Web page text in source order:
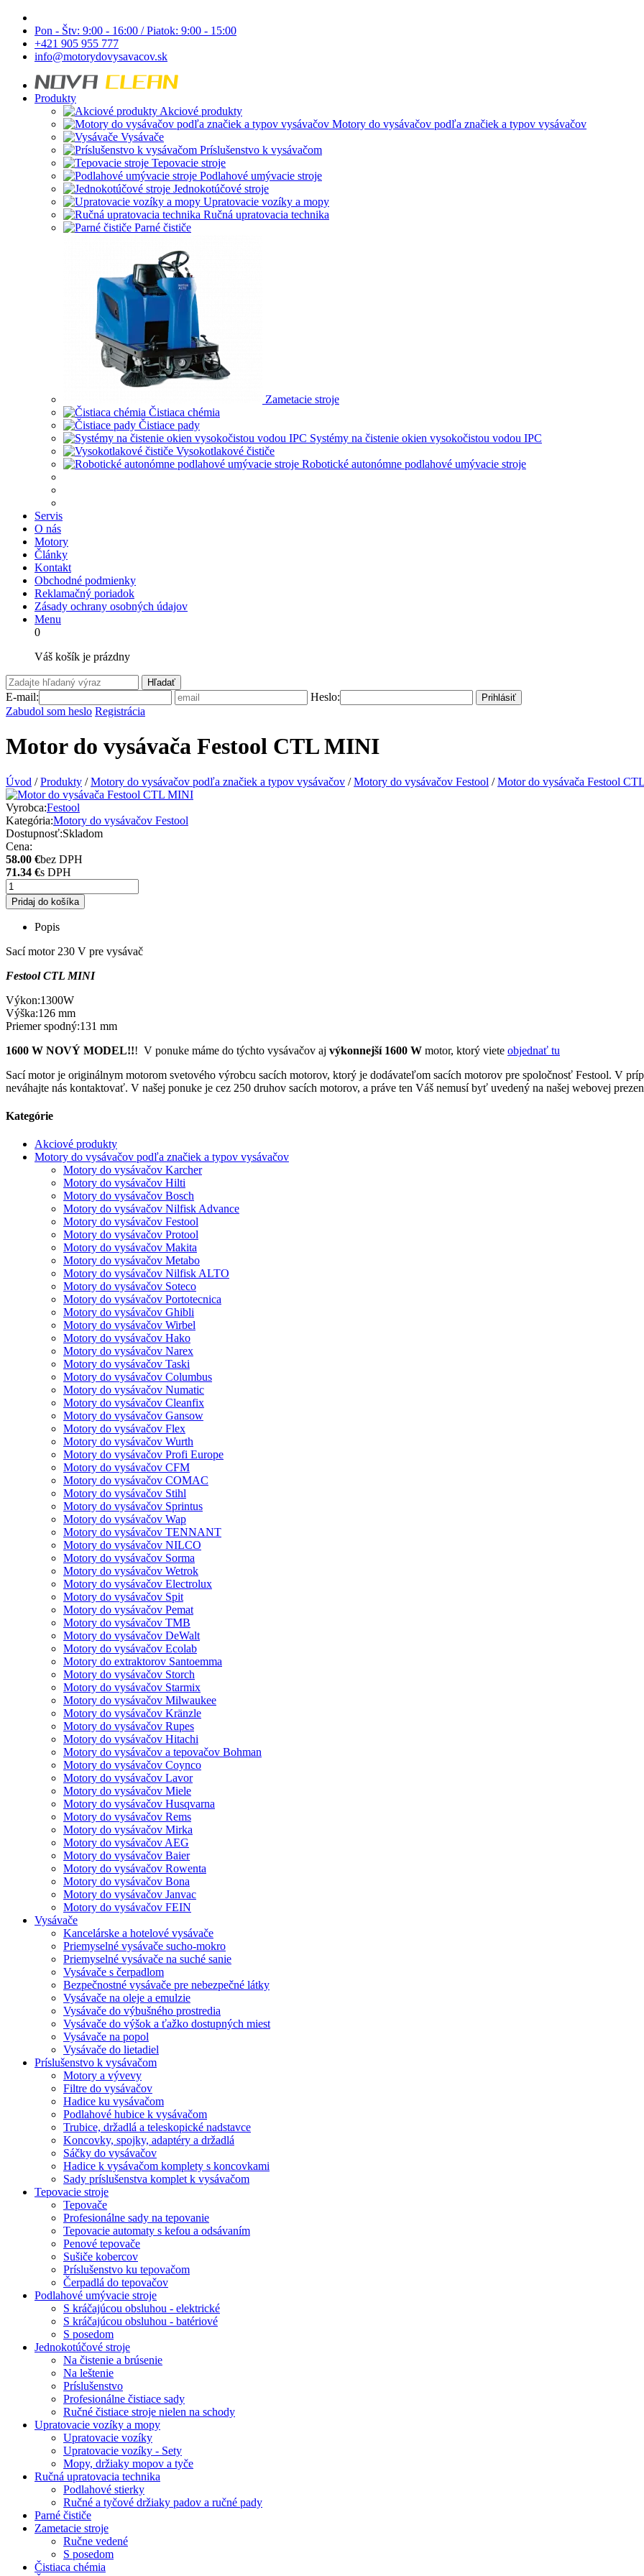
Pon - Štv: 9:00 - 16:00 / Piatok: 9:00 - 15:00
+421 905 955 777
info@motorydovysavacov.sk
Produkty
Akciové produkty
Motory do vysávačov podľa značiek a typov vysávačov
Vysávače
Príslušenstvo k vysávačom
Tepovacie stroje
Podlahové umývacie stroje
Jednokotúčové stroje
Upratovacie vozíky a mopy
Ručná upratovacia technika
Parné čističe
Zametacie stroje
Čistiaca chémia
Čistiace pady
Systémy na čistenie okien vysokočistou vodou IPC
Vysokotlakové čističe
Robotické autonómne podlahové umývacie stroje
Servis
O nás
Motory
Články
Kontakt
Obchodné podmienky
Reklamačný poriadok
Zásady ochrany osobných údajov
Menu
0
Váš košík je prázdny
Hľadať
E-mail: Heslo: Prihlásiť
Zabudol som heslo Registrácia
Motor do vysávača Festool CTL MINI
Úvod / Produkty / Motory do vysávačov podľa značiek a typov vysávačov / Motory do vysávačov Festool / Motor do vysávača Festool
Vyrobca:Festool
Kategória:Motory do vysávačov Festool
Dostupnosť:Skladom
Cena:
58.00 €bez DPH
71.34 €s DPH
Pridaj do košíka
Popis
Sací motor 230 V pre vysávač
Festool CTL MINI
Výkon:1300W
Výška:126 mm
Priemer spodný:131 mm
1600 W NOVÝ MODEL!!! V ponuke máme do týchto vysávačov aj výkonnejší 1600 W motor, ktorý viete objednať tu
Sací motor je originálnym motorom svetového výrobcu sacích motorov, ktorý je dodávateľom sacích motorov pre spoločnosť Festool. V
neváhajte nás kontaktovať. V našej ponuke je cez 250 druhov sacích motorov, a práve ten Váš nemusí byť uvedený na našej webovej
Kategórie
Akciové produkty
Motory do vysávačov podľa značiek a typov vysávačov
Motory do vysávačov Karcher
Motory do vysávačov Hilti
Motory do vysávačov Bosch
Motory do vysávačov Nilfisk Advance
Motory do vysávačov Festool
Motory do vysávačov Protool
Motory do vysávačov Makita
Motory do vysávačov Metabo
Motory do vysávačov Nilfisk ALTO
Motory do vysávačov Soteco
Motory do vysávačov Portotecnica
Motory do vysávačov Ghibli
Motory do vysávačov Wirbel
Motory do vysávačov Hako
Motory do vysávačov Narex
Motory do vysávačov Taski
Motory do vysávačov Columbus
Motory do vysávačov Numatic
Motory do vysávačov Cleanfix
Motory do vysávačov Gansow
Motory do vysávačov Flex
Motory do vysávačov Wurth
Motory do vysávačov Profi Europe
Motory do vysávačov CFM
Motory do vysávačov COMAC
Motory do vysávačov Stihl
Motory do vysávačov Sprintus
Motory do vysávačov Wap
Motory do vysávačov TENNANT
Motory do vysávačov NILCO
Motory do vysávačov Sorma
Motory do vysávačov Wetrok
Motory do vysávačov Electrolux
Motory do vysávačov Spit
Motory do vysávačov Pemat
Motory do vysávačov TMB
Motory do vysávačov DeWalt
Motory do vysávačov Ecolab
Motory do extraktorov Santoemma
Motory do vysávačov Storch
Motory do vysávačov Starmix
Motory do vysávačov Milwaukee
Motory do vysávačov Kränzle
Motory do vysávačov Rupes
Motory do vysávačov Hitachi
Motory do vysávačov a tepovačov Bohman
Motory do vysávačov Coynco
Motory do vysávačov Lavor
Motory do vysávačov Miele
Motory do vysávačov Husqvarna
Motory do vysávačov Rems
Motory do vysávačov Mirka
Motory do vysávačov AEG
Motory do vysávačov Baier
Motory do vysávačov Rowenta
Motory do vysávačov Bona
Motory do vysávačov Janvac
Motory do vysávačov FEIN
Vysávače
Kancelárske a hotelové vysávače
Priemyselné vysávače sucho-mokro
Priemyselné vysávače na suché sanie
Vysávače s čerpadlom
Bezpečnostné vysávače pre nebezpečné látky
Vysávače na oleje a emulzie
Vysávače do výbušného prostredia
Vysávače do výšok a ťažko dostupných miest
Vysávače na popol
Vysávače do lietadiel
Príslušenstvo k vysávačom
Motory a vývevy
Filtre do vysávačov
Hadice ku vysávačom
Podlahové hubice k vysávačom
Trubice, držadlá a teleskopické nadstavce
Koncovky, spojky, adaptéry a držadlá
Sáčky do vysávačov
Hadice k vysávačom komplety s koncovkami
Sady príslušenstva komplet k vysávačom
Tepovacie stroje
Tepovače
Profesionálne sady na tepovanie
Tepovacie automaty s kefou a odsávaním
Penové tepovače
Sušiče kobercov
Príslušenstvo ku tepovačom
Čerpadlá do tepovačov
Podlahové umývacie stroje
S kráčajúcou obsluhou - elektrické
S kráčajúcou obsluhou - batériové
S posedom
Jednokotúčové stroje
Na čistenie a brúsenie
Na leštenie
Príslušenstvo
Profesionálne čistiace sady
Ručné čistiace stroje nielen na schody
Upratovacie vozíky a mopy
Upratovacie vozíky
Upratovacie vozíky - Sety
Mopy, držiaky mopov a tyče
Ručná upratovacia technika
Podlahové stierky
Ručné a tyčové držiaky padov a ručné pady
Parné čističe
Zametacie stroje
Ručne vedené
S posedom
Čistiaca chémia